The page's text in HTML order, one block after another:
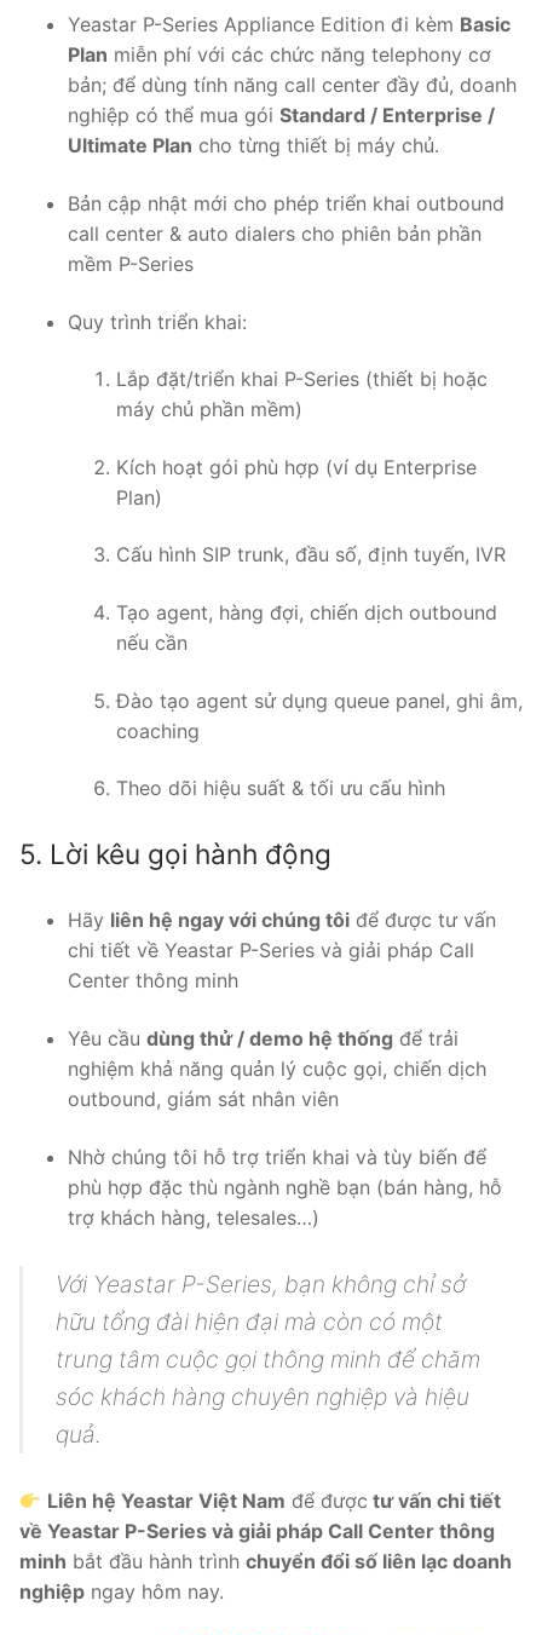
Yeastar P-Series Appliance Edition đi kèm Basic
Plan miễn phí với các chức năng telephony cơ
bản; để dùng tính năng call center đầy đủ, doanh
nghiệp có thể mua gói Standard / Enterprise /
Ultimate Plan cho từng thiết bị máy chủ.
Bản cập nhật mới cho phép triển khai outbound
call center & auto dialers cho phiên bản phần
mềm P-Series
Quy trình triển khai:
Lắp đặt/triển khai P-Series (thiết bị hoặc
máy chủ phần mềm)
Kích hoạt gói phù hợp (ví dụ Enterprise
Plan)
Cấu hình SIP trunk, đầu số, định tuyến, IVR
Tạo agent, hàng đợi, chiến dịch outbound
nếu cần
Đào tạo agent sử dụng queue panel, ghi âm,
coaching
Theo dõi hiệu suất & tối ưu cấu hình
5. Lời kêu gọi hành động
Hãy liên hệ ngay với chúng tôi để được tư vấn
chi tiết về Yeastar P-Series và giải pháp Call
Center thông minh
Yêu cầu dùng thử / demo hệ thống để trải
nghiệm khả năng quản lý cuộc gọi, chiến dịch
outbound, giám sát nhân viên
Nhờ chúng tôi hỗ trợ triển khai và tùy biến để
phù hợp đặc thù ngành nghề bạn (bán hàng, hỗ
trợ khách hàng, telesales…)
Với Yeastar P-Series, bạn không chỉ sở
hữu tổng đài hiện đại mà còn có một
trung tâm cuộc gọi thông minh để chăm
sóc khách hàng chuyên nghiệp và hiệu
quả.
Liên hệ Yeastar Việt Nam để được tư vấn chi tiết
về Yeastar P-Series và giải pháp Call Center thông
minh bắt đầu hành trình chuyển đổi số liên lạc doanh
nghiệp ngay hôm nay.